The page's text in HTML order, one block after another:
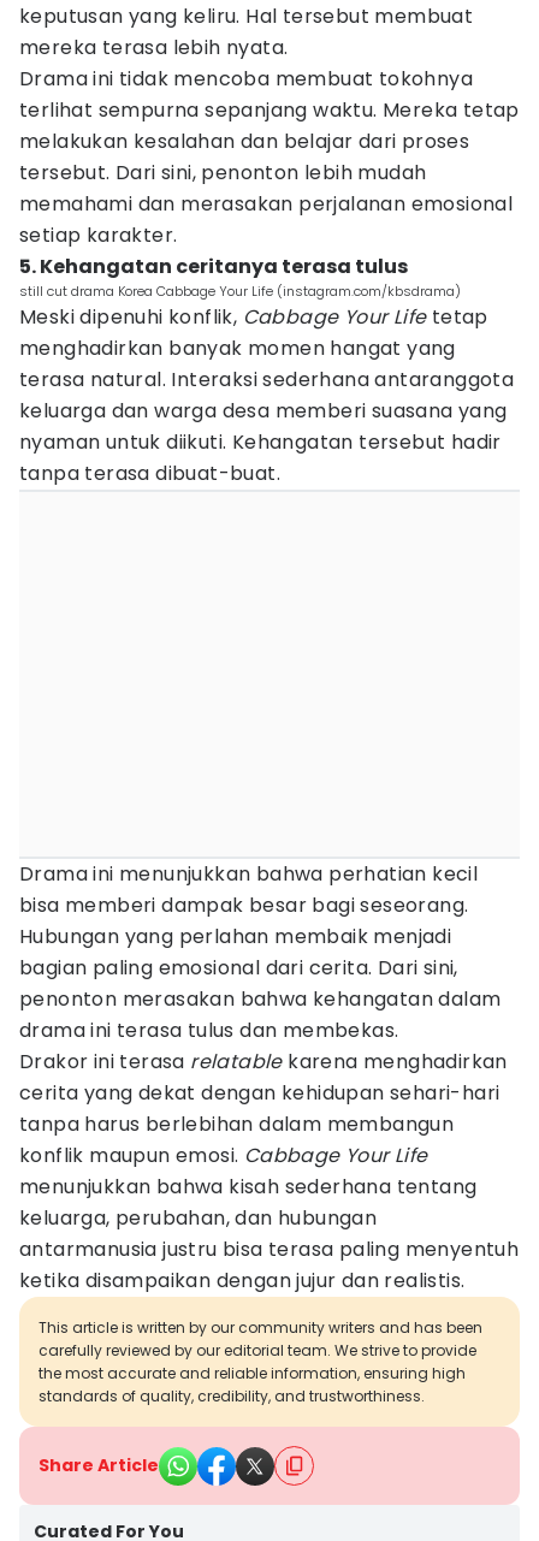
keputusan yang keliru. Hal tersebut membuat
mereka terasa lebih nyata.
Drama ini tidak mencoba membuat tokohnya
terlihat sempurna sepanjang waktu. Mereka tetap
melakukan kesalahan dan belajar dari proses
tersebut. Dari sini, penonton lebih mudah
memahami dan merasakan perjalanan emosional
setiap karakter.
5. Kehangatan ceritanya terasa tulus
still cut drama Korea Cabbage Your Life (instagram.com/kbsdrama)
Meski dipenuhi konflik, Cabbage Your Lifetetap
menghadirkan banyak momen hangat yang
terasa natural. Interaksi sederhana antaranggota
keluarga dan warga desa memberi suasana yang
nyaman untuk diikuti. Kehangatan tersebut hadir
tanpa terasa dibuat-buat.
Drama ini menunjukkan bahwa perhatian kecil
bisa memberi dampak besar bagi seseorang.
Hubungan yang perlahan membaik menjadi
bagian paling emosional dari cerita. Dari sini,
penonton merasakan bahwa kehangatan dalam
drama ini terasa tulus dan membekas.
Drakor ini terasa relatablekarena menghadirkan
cerita yang dekat dengan kehidupan sehari-hari
tanpa harus berlebihan dalam membangun
konflik maupun emosi. Cabbage Your Life
menunjukkan bahwa kisah sederhana tentang
keluarga, perubahan, dan hubungan
antarmanusia justru bisa terasa paling menyentuh
ketika disampaikan dengan jujur dan realistis.
This article is written by our community writers and has been
carefully reviewed by our editorial team. We strive to provide
the most accurate and reliable information, ensuring high
standards of quality, credibility, and trustworthiness.
Share Article
Curated For You